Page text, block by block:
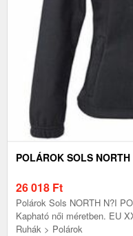
POLÁROK SOLS
26 018 Ft
Polárok Sols NORTH N?I
Kapható női méretben. EU
Ruhák > Polárok